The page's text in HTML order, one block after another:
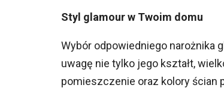
Styl glamour w Twoim domu
Wybór odpowiedniego narożnika
uwagę nie tylko jego kształt,
pomieszczenie oraz kolory ścian